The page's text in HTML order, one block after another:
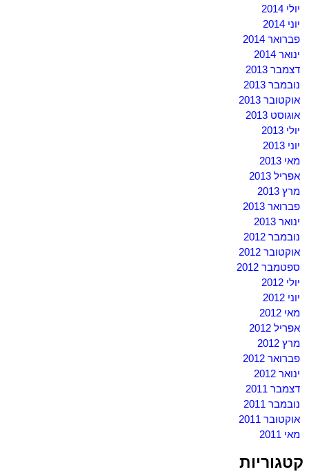
יולי 2014
יוני 2014
פברואר 2014
ינואר 2014
דצמבר 2013
נובמבר 2013
אוקטובר 2013
אוגוסט 2013
יולי 2013
יוני 2013
מאי 2013
אפריל 2013
מרץ 2013
פברואר 2013
ינואר 2013
נובמבר 2012
אוקטובר 2012
ספטמבר 2012
יולי 2012
יוני 2012
מאי 2012
אפריל 2012
מרץ 2012
פברואר 2012
ינואר 2012
דצמבר 2011
נובמבר 2011
אוקטובר 2011
מאי 2011
קטגוריות